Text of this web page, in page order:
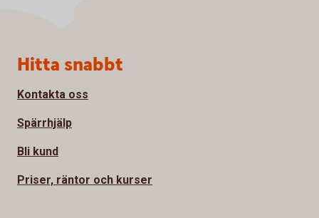
Sidfot
Hitta snabbt
Kontakta oss
Spärrhjälp
Bli kund
Priser, räntor och kurser